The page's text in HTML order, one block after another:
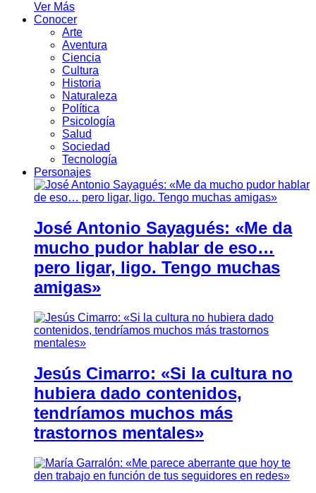
Ver Más
Conocer
Arte
Aventura
Ciencia
Cultura
Historia
Naturaleza
Política
Psicología
Salud
Sociedad
Tecnología
Personajes
José Antonio Sayagués: «Me da
mucho pudor hablar de eso…
pero ligar, ligo. Tengo muchas
amigas»
Jesús Cimarro: «Si la cultura no
hubiera dado contenidos,
tendríamos muchos más
trastornos mentales»